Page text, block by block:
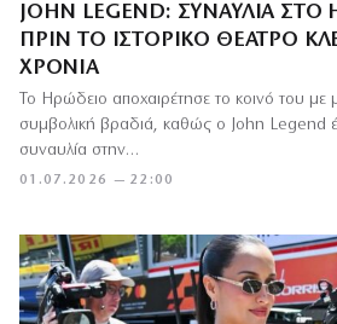
JOHN LEGEND: ΣΥΝΑΥΛΊΑ
ΠΡΙΝ ΤΟ ΙΣΤΟΡΙΚΌ ΘΈΑΤΡΟ
ΧΡΌΝΙΑ
01.07.2026 — 22:00
Το Ηρώδειο αποχαιρέτησε το κοινό του με
συμβολική βραδιά, καθώς ο John Legend
συναυλία στην…